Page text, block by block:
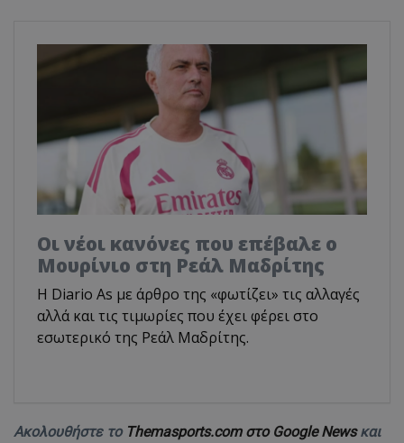
Οι νέοι κανόνες που επέβαλε ο
Μουρίνιο στη Ρεάλ Μαδρίτης
Η Diario As με άρθρο της «φωτίζει» τις αλλαγές
αλλά και τις τιμωρίες που έχει φέρει στο
εσωτερικό της Ρεάλ Μαδρίτης.
Ακολουθήστε το Themasports.com στο Google Newsκαι